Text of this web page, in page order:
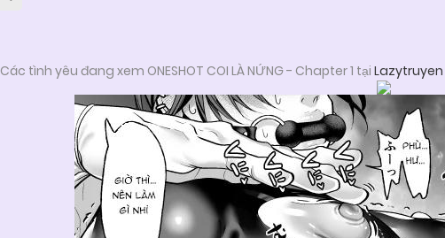
Các tình yêu đang xem ONESHOT COI LÀ NỨNG - Chapter 1 tại Lazytruyen